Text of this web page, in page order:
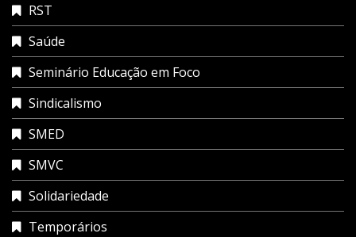
RST
Saúde
Seminário Educação em Foco
Sindicalismo
SMED
SMVC
Solidariedade
Temporários